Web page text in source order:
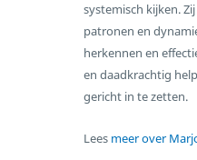
systemisch kijken.
patronen en
herkennen en
en daadkrachtig
gericht in te zetten.
Lees meer over